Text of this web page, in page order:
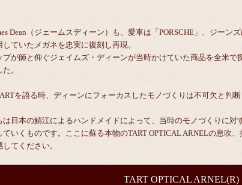
Dean（ジェームスディーン）も、愛車は「PORSCHE」、ジーン
していたメガネを忠実に復刻し再現。
プが師と仰ぐジェイムズ・ディーンが当時かけていた商品を全米で
。
を語る時、ディーンにフォーカスしたモノづくりは不可欠と判断
は日本の鯖江によるハンドメイドによって、当時のモノづくりに
ていくものです。ここに蘇る本物のTART OPTICAL ARNELの息吹
てください。
TART OPTICAL ARNEL(R)